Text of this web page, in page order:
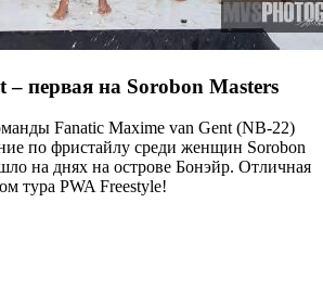
– первая на Sorobon Masters
Fanatic Maxime van Gent (NB-22)
по фристайлу среди женщин Sorobon
на днях на острове Бонэйр. Отличная
тура PWA Freestyle!